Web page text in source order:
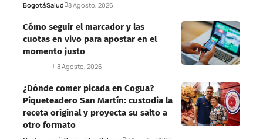
BogotáSalud 8 Agosto, 2026
Cómo seguir el marcador y las
cuotas en vivo para apostar en el
momento justo
8 Agosto, 2026
¿Dónde comer picada en Cogua?
Piqueteadero San Martín: custodia la
receta original y proyecta su salto a
otro formato